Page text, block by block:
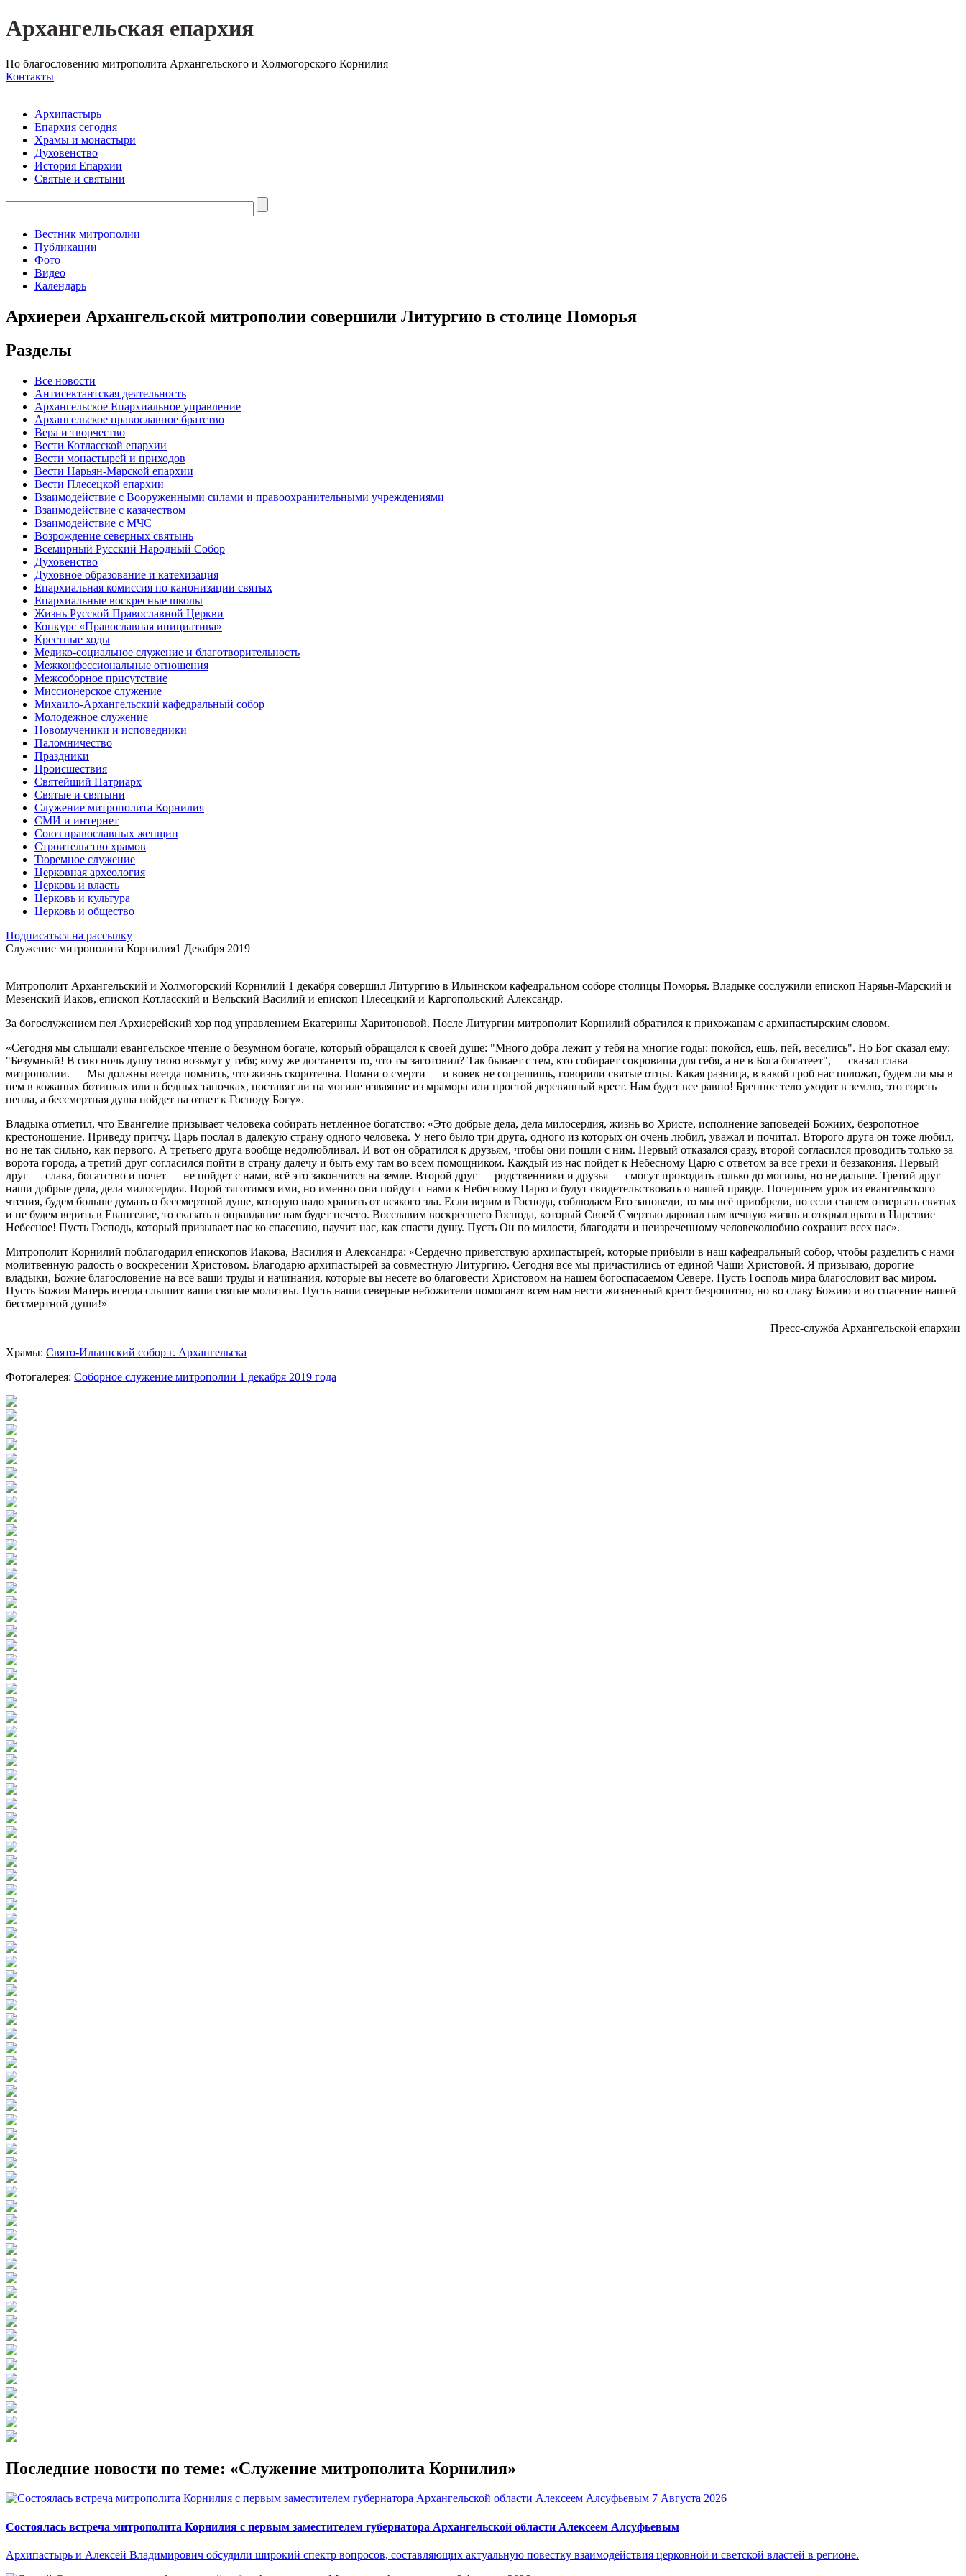
Архангельская епархия
По благословению митрополита Архангельского и Холмогорского Корнилия
Контакты
Архипастырь
Епархия сегодня
Храмы и монастыри
Духовенство
История Епархии
Святые и святыни
Вестник митрополии
Публикации
Фото
Видео
Календарь
Архиереи Архангельской митрополии совершили Литургию в столице Поморья
Разделы
Все новости
Антисектантская деятельность
Архангельское Епархиальное управление
Архангельское православное братство
Вера и творчество
Вести Котласской епархии
Вести монастырей и приходов
Вести Нарьян-Марской епархии
Вести Плесецкой епархии
Взаимодействие с Вооруженными силами и правоохранительными учреждениями
Взаимодействие с казачеством
Взаимодействие с МЧС
Возрождение северных святынь
Всемирный Русский Народный Собор
Духовенство
Духовное образование и катехизация
Епархиальная комиссия по канонизации святых
Епархиальные воскресные школы
Жизнь Русской Православной Церкви
Конкурс «Православная инициатива»
Крестные ходы
Медико-социальное служение и благотворительность
Межконфессиональные отношения
Межсоборное присутствие
Миссионерское служение
Михаило-Архангельский кафедральный собор
Молодежное служение
Новомученики и исповедники
Паломничество
Праздники
Происшествия
Святейший Патриарх
Святые и святыни
Служение митрополита Корнилия
СМИ и интернет
Союз православных женщин
Строительство храмов
Тюремное служение
Церковная археология
Церковь и власть
Церковь и культура
Церковь и общество
Подписаться на рассылку
Служение митрополита Корнилия1 Декабря 2019
Митрополит Архангельский и Холмогорский Корнилий 1 декабря совершил Литургию в Ильинском кафедральном соборе столицы Поморья. Владыке сослужили епископ Наряьн-Марский и
Мезенский Иаков, епископ Котласский и Вельский Василий и епископ Плесецкий и Каргопольский Александр.
За богослужением пел Архиерейский хор под управлением Екатерины Харитоновой. После Литургии митрополит Корнилий обратился к прихожанам с архипастырским словом.
«Сегодня мы слышали евангельское чтение о безумном богаче, который обращался к своей душе: "Много добра лежит у тебя на многие годы: покойся, ешь, пей, веселись". Но Бог сказал ему:
"Безумный! В сию ночь душу твою возьмут у тебя; кому же достанется то, что ты заготовил? Так бывает с тем, кто собирает сокровища для себя, а не в Бога богатеет", — сказал глава
митрополии. — Мы должны всегда помнить, что жизнь скоротечна. Помни о смерти — и вовек не согрешишь, говорили святые отцы. Какая разница, в какой гроб нас положат, будем ли мы в
нем в кожаных ботинках или в бедных тапочках, поставят ли на могиле изваяние из мрамора или простой деревянный крест. Нам будет все равно! Бренное тело уходит в землю, это горсть
пепла, а бессмертная душа пойдет на ответ к Господу Богу».
Владыка отметил, что Евангелие призывает человека собирать нетленное богатство: «Это добрые дела, дела милосердия, жизнь во Христе, исполнение заповедей Божиих, безропотное
крестоношение. Приведу притчу. Царь послал в далекую страну одного человека. У него было три друга, одного из которых он очень любил, уважал и почитал. Второго друга он тоже любил,
но не так сильно, как первого. А третьего друга вообще недолюбливал. И вот он обратился к друзьям, чтобы они пошли с ним. Первый отказался сразу, второй согласился проводить только за
ворота города, а третий друг согласился пойти в страну далечу и быть ему там во всем помощником. Каждый из нас пойдет к Небесному Царю с ответом за все грехи и беззакония. Первый
друг — слава, богатство и почет — не пойдет с нами, всё это закончится на земле. Второй друг — родственники и друзья — смогут проводить только до могилы, но не дальше. Третий друг —
наши добрые дела, дела милосердия. Порой тяготимся ими, но именно они пойдут с нами к Небесному Царю и будут свидетельствовать о нашей правде. Почерпнем урок из евангельского
чтения, будем больше думать о бессмертной душе, которую надо хранить от всякого зла. Если верим в Господа, соблюдаем Его заповеди, то мы всё приобрели, но если станем отвергать святых
и не будем верить в Евангелие, то сказать в оправдание нам будет нечего. Восславим воскресшего Господа, который Своей Смертью даровал нам вечную жизнь и открыл врата в Царствие
Небесное! Пусть Господь, который призывает нас ко спасению, научит нас, как спасти душу. Пусть Он по милости, благодати и неизреченному человеколюбию сохранит всех нас».
Митрополит Корнилий поблагодарил епископов Иакова, Василия и Александра: «Сердечно приветствую архипастырей, которые прибыли в наш кафедральный собор, чтобы разделить с нами
молитвенную радость о воскресении Христовом. Благодарю архипастырей за совместную Литургию. Сегодня все мы причастились от единой Чаши Христовой. Я призываю, дорогие
владыки, Божие благословение на все ваши труды и начинания, которые вы несете во благовести Христовом на нашем богоспасаемом Севере. Пусть Господь мира благословит вас миром.
Пусть Божия Матерь всегда слышит ваши святые молитвы. Пусть наши северные небожители помогают всем нам нести жизненный крест безропотно, но во славу Божию и во спасение нашей
бессмертной души!»
Пресс-служба Архангельской епархии
Храмы: Свято-Ильинский cобор г. Архангельска
Фотогалерея: Соборное служение митрополии 1 декабря 2019 года
Последние новости по теме: «Служение митрополита Корнилия»
7 Августа 2026
Состоялась встреча митрополита Корнилия с первым заместителем губернатора Архангельской области Алексеем Алсуфьевым
Архипастырь и Алексей Владимирович обсудили широкий спектр вопросов, составляющих актуальную повестку взаимодействия церковной и светской властей в регионе.